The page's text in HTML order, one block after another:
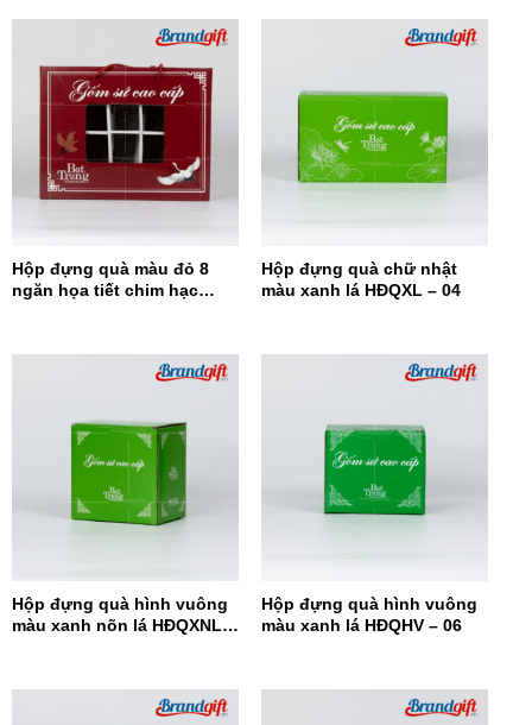
Hộp đựng quà màu đỏ 8
ngăn họa tiết chim hạc
Hộp đựng quà chữ nhật
màu xanh lá HĐQXL – 04
Hộp đựng quà hình vuông
màu xanh nõn lá HĐQXNL –
Hộp đựng quà hình vuông
màu xanh lá HĐQHV – 06